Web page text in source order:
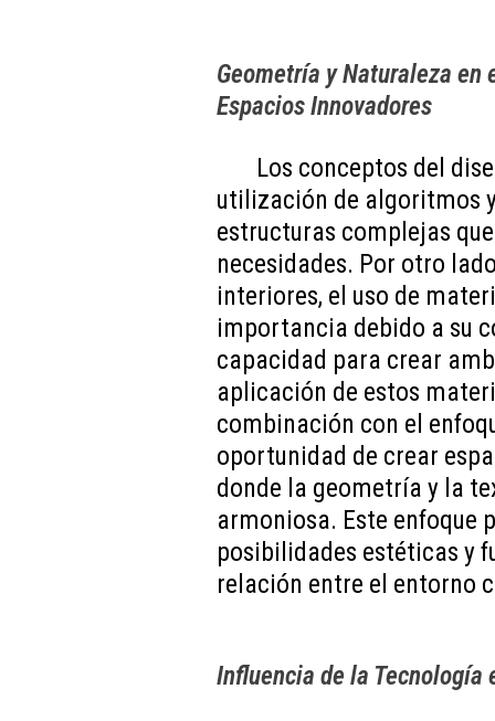
Geometría y Naturaleza en
Espacios Innovadores
Los conceptos del
utilización de algoritmos
estructuras complejas
necesidades. Por otro
interiores, el uso de
importancia debido a su
capacidad para crear
aplicación de estos
combinación con el
oportunidad de crear
donde la geometría y la
armoniosa. Este enfoque
posibilidades estéticas y
relación entre el entorno
Influencia de la Tecnología